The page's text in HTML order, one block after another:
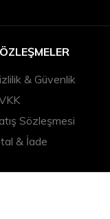
& Güvenlik
Sözleşmesi
& İade